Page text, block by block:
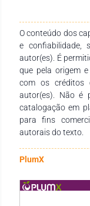
campo
verificou-se
acentuado de
d’água,
e dragagem
características
acontecido com
Espera-se que o
regional sobre
notadamente em
diretrizes
O conteúdo dos
e confiabilidade,
autor(es). É
que pela origem
com os créditos
autor(es). Não é
catalogação em
para fins
autorais do texto.
PlumX